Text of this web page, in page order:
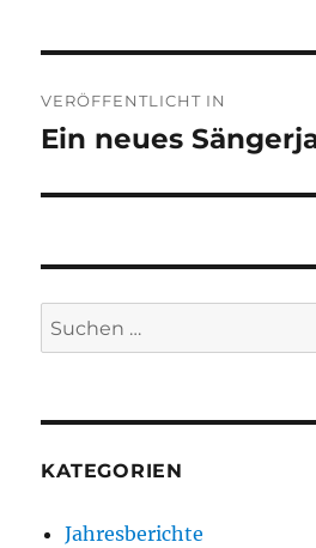
VERÖFFENTLICHT IN
Ein neues
Suchen
nach:
KATEGORIEN
Jahresberichte